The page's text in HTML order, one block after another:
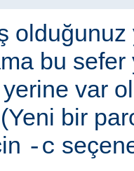
olduğunuz
bu
var
bir
-c